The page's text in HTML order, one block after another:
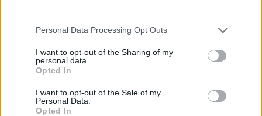
Personal Data Processing Opt Outs
I want to opt-out of the Sharing of my
personal data.
Opted In
I want to opt-out of the Sale of my
Personal Data.
Opted In